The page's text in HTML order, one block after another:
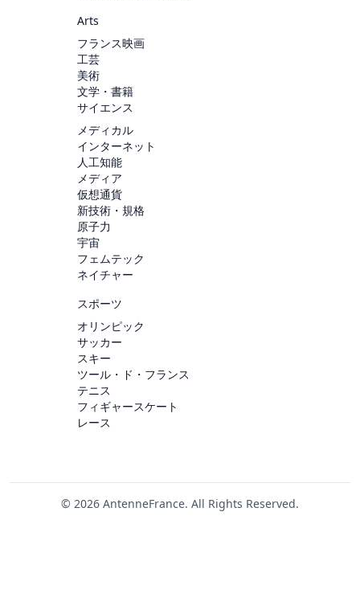
Arts
フランス映画
工芸
美術
文学・書籍
サイエンス
メディカル
インターネット
人工知能
メディア
仮想通貨
新技術・規格
原子力
宇宙
フェムテック
ネイチャー
スポーツ
オリンピック
サッカー
スキー
ツール・ド・フランス
テニス
フィギャースケート
レース
© 2026 AntenneFrance. All Rights Reserved.